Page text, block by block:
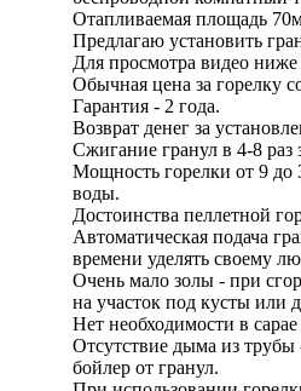
Отапливаемая площадь
Предлагаю установить
Для просмотра видео
Обычная цена за горелку
Гарантия - 2 года.
Возврат денег за
Сжигание гранул в 4-8 раз
Мощность горелки от 9 до
воды.
Достоинства пеллетной
Автоматическая подача
времени уделять своему
Очень мало золы - при
на участок под кусты или
Нет необходимости в
Отсутствие дыма из трубы
бойлер от гранул.